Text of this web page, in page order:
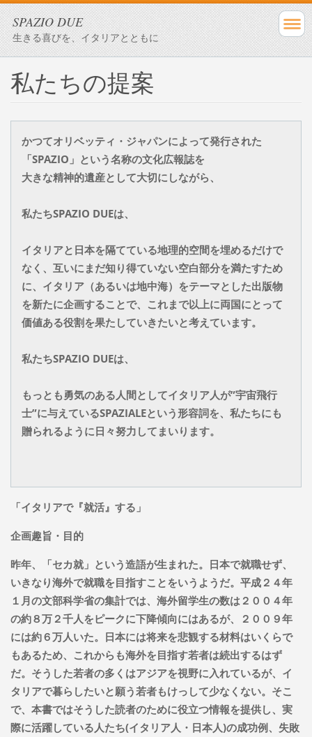
SPAZIO DUE
生きる喜びを、イタリアとともに
私たちの提案
かつてオリベッティ・ジャパンによって発行された
「SPAZIO」という名称の文化広報誌を
大きな精神的遺産として大切にしながら、
私たちSPAZIO DUEは、
イタリアと日本を隔てている地理的空間を埋めるだけで
なく、互いにまだ知り得ていない空白部分を満たすため
に、イタリア（あるいは地中海）をテーマとした出版物
を新たに企画することで、これまで以上に両国にとって
価値ある役割を果たしていきたいと考えています。
私たちSPAZIO DUEは、
もっとも勇気のある人間としてイタリア人が”宇宙飛行
士”に与えているSPAZIALEという形容詞を、 私たちにも
贈られるように日々努力してまいります。
「イタリアで『就活』する」
企画趣旨・目的
昨年、「セカ就」という造語が生まれた。日本で就職せず、
いきなり海外で就職を目指すことをいうようだ。平成２４年
１月の文部科学省の集計では、海外留学生の数は２００４年
の約８万２千人をピークに下降傾向にはあるが、２００９年
には約６万人いた。日本には将来を悲観する材料はいくらで
もあるため、これからも海外を目指す若者は続出するはず
だ。そうした若者の多くはアジアを視野に入れているが、イ
タリアで暮らしたいと願う若者もけっして少なくない。そこ
で、本書ではそうした読者のために役立つ情報を提供し、実
際に活躍している人たち(イタリア人・日本人)の成功例、失敗